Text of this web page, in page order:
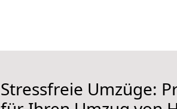
Stressfreie Umzüge: